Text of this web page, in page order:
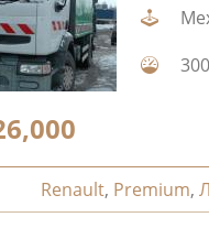
Renault, Premium,